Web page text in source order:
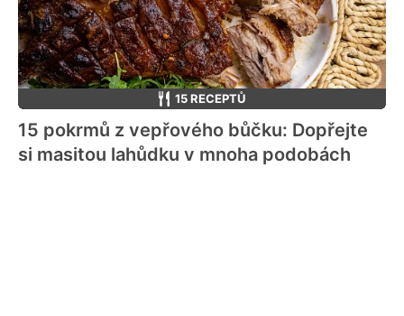
15 RECEPTŮ
15 pokrmů z vepřového bůčku: Dopřejte
si masitou lahůdku v mnoha podobách